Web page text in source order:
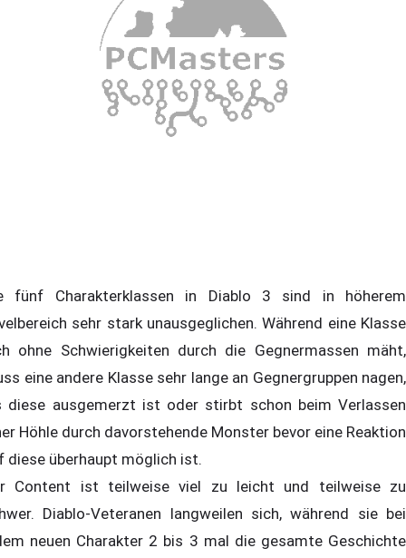
fünf Charakterklassen in Diablo 3 sind in höherem
sehr stark unausgeglichen. Während eine Klasse
ohne Schwierigkeiten durch die Gegnermassen mäht,
eine andere Klasse sehr lange an Gegnergruppen nagen,
diese ausgemerzt ist oder stirbt schon beim Verlassen
Höhle durch davorstehende Monster bevor eine Reaktion
diese überhaupt möglich ist.
Content ist teilweise viel zu leicht und teilweise zu
Diablo-Veteranen langweilen sich, während sie bei
neuen Charakter 2 bis 3 mal die gesamte Geschichte